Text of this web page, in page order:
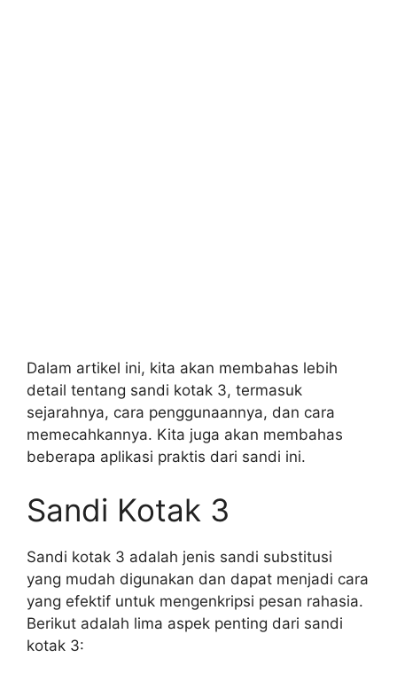
Dalam artikel ini, kita akan membahas lebih
detail tentang sandi kotak 3, termasuk
sejarahnya, cara penggunaannya, dan cara
memecahkannya. Kita juga akan membahas
beberapa aplikasi praktis dari sandi ini.
Sandi Kotak 3
Sandi kotak 3 adalah jenis sandi substitusi
yang mudah digunakan dan dapat menjadi cara
yang efektif untuk mengenkripsi pesan rahasia.
Berikut adalah lima aspek penting dari sandi
kotak 3: